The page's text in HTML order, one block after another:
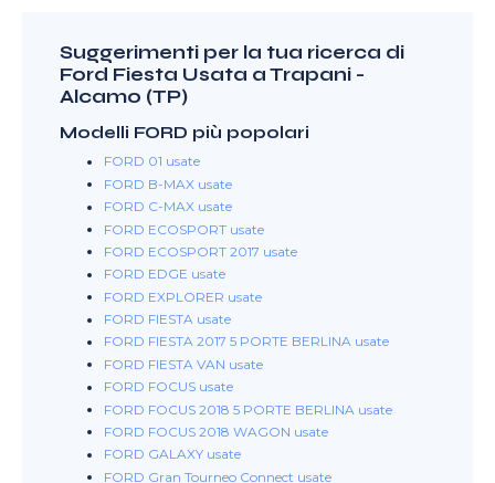
Suggerimenti per la tua ricerca di
Ford Fiesta Usata a Trapani -
Alcamo (TP)
Modelli FORD più popolari
FORD 01 usate
FORD B-MAX usate
FORD C-MAX usate
FORD ECOSPORT usate
FORD ECOSPORT 2017 usate
FORD EDGE usate
FORD EXPLORER usate
FORD FIESTA usate
FORD FIESTA 2017 5 PORTE BERLINA usate
FORD FIESTA VAN usate
FORD FOCUS usate
FORD FOCUS 2018 5 PORTE BERLINA usate
FORD FOCUS 2018 WAGON usate
FORD GALAXY usate
FORD Gran Tourneo Connect usate